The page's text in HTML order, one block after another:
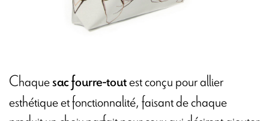
Chaquesac fourre-toutest conçu pour allier
esthétique et fonctionnalité, faisant de chaque